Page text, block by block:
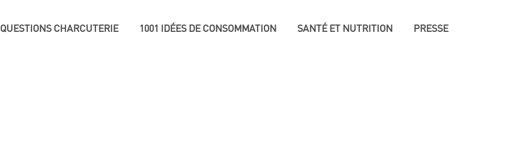
QUESTIONS CHARCUTERIE 1001 IDÉES DE CONSOMMATION SANTÉ ET NUTRITION PRESSE